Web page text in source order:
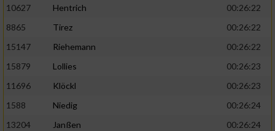
10627
Hentrich
00:26:22
8865
Tirez
00:26:22
15147
Riehemann
00:26:22
15879
Lollies
00:26:23
11696
Klöckl
00:26:23
1588
Niedig
00:26:24
13204
Janßen
00:26:24